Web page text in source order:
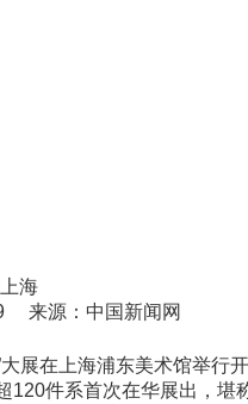
海
来源：中国新闻网
在上海浦东美术馆举行
120件系首次在华展出，